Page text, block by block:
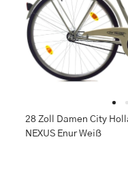
28 Zoll Damen City
NEXUS Enur Weiß